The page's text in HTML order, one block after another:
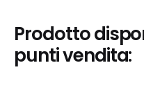
Prodotto
punti vendita: